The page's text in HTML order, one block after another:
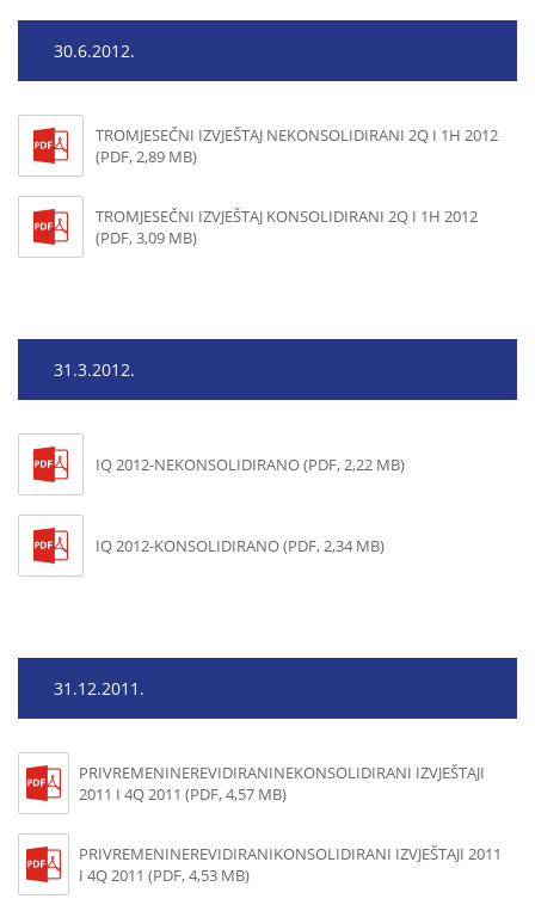
30.6.2012.
TROMJESEČNI IZVJEŠTAJ NEKONSOLIDIRANI 2Q I 1H 2012
(PDF, 2,89 MB)
TROMJESEČNI IZVJEŠTAJ KONSOLIDIRANI 2Q I 1H 2012
(PDF, 3,09 MB)
31.3.2012.
IQ 2012-NEKONSOLIDIRANO (PDF, 2,22 MB)
IQ 2012-KONSOLIDIRANO (PDF, 2,34 MB)
31.12.2011.
PRIVREMENINEREVIDIRANINEKONSOLIDIRANI IZVJEŠTAJI
2011 I 4Q 2011 (PDF, 4,57 MB)
PRIVREMENINEREVIDIRANIKONSOLIDIRANI IZVJEŠTAJI 2011
I 4Q 2011 (PDF, 4,53 MB)